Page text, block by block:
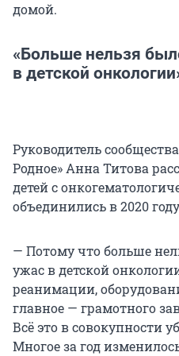
домой.
«Больше нельзя
в детской
Руководитель
Родное» Анна Титова
детей с
объединились в 2020
— Потому что больше
ужас в детской
реанимации,
главное — грамотного
Всё это в совокупности
Многое за год